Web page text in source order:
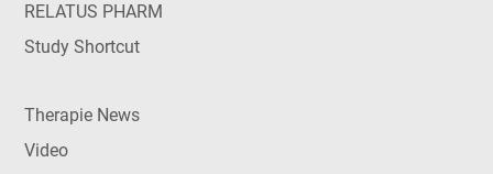
RELATUS PHARM
Study Shortcut
Therapie News
Video